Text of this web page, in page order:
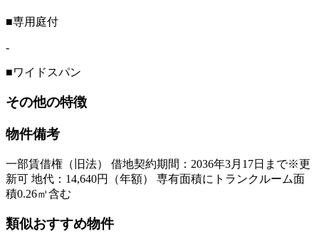
■専用庭付
-
■ワイドスパン
その他の特徴
物件備考
一部賃借権（旧法） 借地契約期間：2036年3月17日まで※更
新可 地代：14,640円（年額） 専有面積にトランクルーム面
積0.26㎡含む
類似おすすめ物件